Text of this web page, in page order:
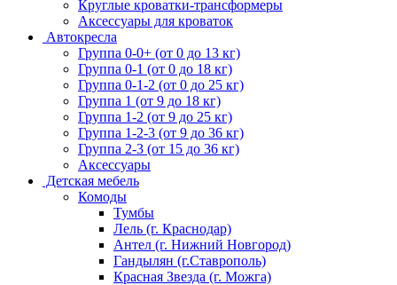
Круглые кроватки-трансформеры
Аксессуары для кроваток
Автокресла
Группа 0-0+ (от 0 до 13 кг)
Группа 0-1 (от 0 до 18 кг)
Группа 0-1-2 (от 0 до 25 кг)
Группа 1 (от 9 до 18 кг)
Группа 1-2 (от 9 до 25 кг)
Группа 1-2-3 (от 9 до 36 кг)
Группа 2-3 (от 15 до 36 кг)
Аксессуары
Детская мебель
Комоды
Тумбы
Лель (г. Краснодар)
Антел (г. Нижний Новгород)
Гандылян (г.Ставрополь)
Красная Звезда (г. Можга)